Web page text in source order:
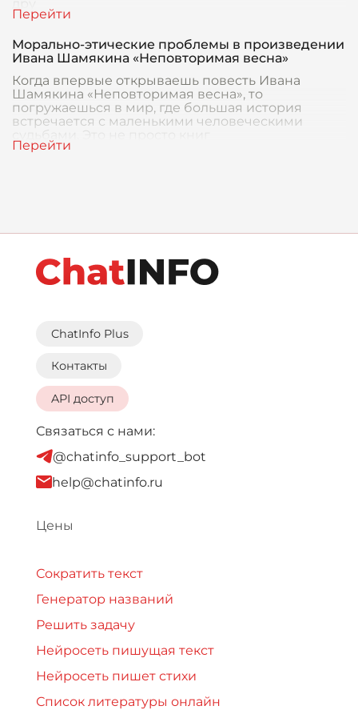
Морально-этические проблемы в произведении
Ивана Шамякина «Неповторимая весна»
Когда впервые открываешь повесть Ивана
Шамякина «Неповторимая весна», то
погружаешься в мир, где большая история
встречается с маленькими человеческими
судьбами. Это не просто книг
ChatInfo Plus
Контакты
API доступ
Связаться с нами:
@chatinfo_support_bot
help@chatinfo.ru
Цены
Сократить текст
Генератор названий
Решить задачу
Нейросеть пишущая текст
Нейросеть пишет стихи
Список литературы онлайн